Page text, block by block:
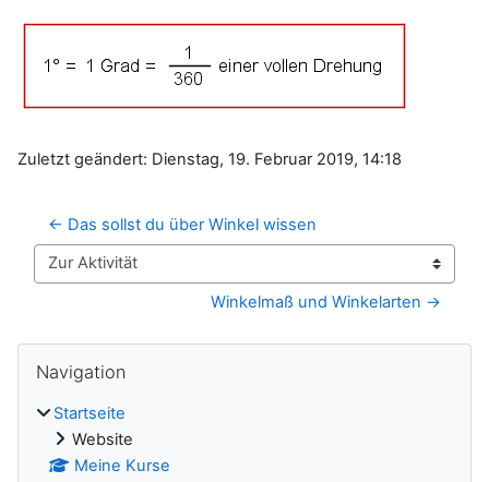
Zuletzt geändert: Dienstag, 19. Februar 2019, 14:18
← Das sollst du über Winkel wissen
Zur Aktivität
Winkelmaß und Winkelarten →
Blöcke
Navigation
Startseite
Website
Meine Kurse